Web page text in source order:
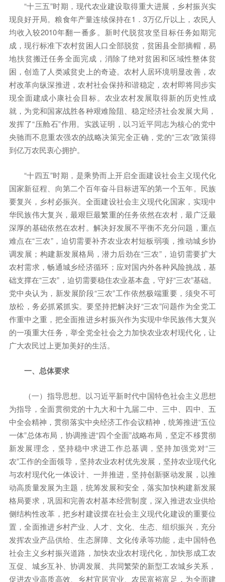
“十三五”时期，现代农业建设取得重大进展，乡村振兴实
现良好开局。粮食年产量连续保持在1．3万亿斤以上，农民人
均收入较2010年翻一番多。新时代脱贫攻坚目标任务如期完
成，现行标准下农村贫困人口全部脱贫，贫困县全部摘帽，易
地扶贫搬迁任务全面完成，消除了绝对贫困和区域性整体贫
困，创造了人类减贫史上的奇迹。农村人居环境明显改善，农
村改革向纵深推进，农村社会保持和谐稳定，农村即将同步实
现全面建成小康社会目标。农业农村发展取得新的历史性成
就，为党和国家战胜各种艰难险阻、稳定经济社会发展大局，
发挥了“压舱石”作用。实践证明，以习近平同志为核心的党中
央驰而不息重农强农的战略决策完全正确，党的“三农”政策得
到亿万农民衷心拥护。
“十四五”时期，是乘势而上开启全面建设社会主义现代化
国家新征程、向第二个百年奋斗目标进军的第一个五年。民族
要复兴，乡村必振兴。全面建设社会主义现代化国家，实现中
华民族伟大复兴，最艰巨最繁重的任务依然在农村，最广泛最
深厚的基础依然在农村。解决好发展不平衡不充分问题，重点
难点在“三农”，迫切需要补齐农业农村短板弱项，推动城乡协
调发展；构建新发展格局，潜力后劲在“三农”，迫切需要扩大
农村需求，畅通城乡经济循环；应对国内外各种风险挑战，基
础支撑在“三农”，迫切需要稳住农业基本盘，守好“三农”基础。
党中央认为，新发展阶段“三农”工作依然极端重要，须臾不可
放松，务必抓紧抓实。要坚持把解决好“三农”问题作为全党工
作重中之重，把全面推进乡村振兴作为实现中华民族伟大复兴
的一项重大任务，举全党全社会之力加快农业农村现代化，让
广大农民过上更加美好的生活。
一、总体要求
（一）指导思想。以习近平新时代中国特色社会主义思想
为指导，全面贯彻党的十九大和十九届二中、三中、四中、五
中全会精神，贯彻落实中央经济工作会议精神，统筹推进“五位
一体”总体布局，协调推进“四个全面”战略布局，坚定不移贯彻
新发展理念，坚持稳中求进工作总基调，坚持加强党对“三
农”工作的全面领导，坚持农业农村优先发展，坚持农业现代化
与农村现代化一体设计、一并推进，坚持创新驱动发展，以推
动高质量发展为主题，统筹发展和安全，落实加快构建新发展
格局要求，巩固和完善农村基本经营制度，深入推进农业供给
侧结构性改革，把乡村建设摆在社会主义现代化建设的重要位
置，全面推进乡村产业、人才、文化、生态、组织振兴，充分
发挥农业产品供给、生态屏障、文化传承等功能，走中国特色
社会主义乡村振兴道路，加快农业农村现代化，加快形成工农
互促、城乡互补、协调发展、共同繁荣的新型工农城乡关系，
促进农业高质高效、乡村宜居宜业、农民富裕富足，为全面建